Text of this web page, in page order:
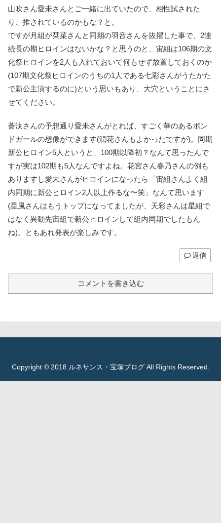
山吹さん愛未さんとご一緒に出ていたので、相性試された
り、推されているのかもな？と。
ですが月組が栞菜さんと同期の羽音さんを抜擢した事で、2連
続長の期ヒロインはないかな？と思うのと、宙組は106期の文
化祭ヒロインを2人も入れておいて何もせず放置しておくのか
(107期文化祭ヒロインのうちの1人である七彩さんがうたかた
で新公主演するのに)という思いもあり、大穴ということにさ
せてください。
蒼汰さんの予想通り愛未さんがとれば、すごく華のあるボン
ドガールの想像ができます(潤花さんもよかったですが)。同期
新公ヒロイン5人というと、100期以降初？なんて思ったんで
すが実は102期も5人なんですよね。花宮さん春乃さんの例も
ありますし愛未さんがヒロインになったら「宙組さんよく組
内同期に新公ヒロイン2人以上作るな〜笑」なんて思います
(星風さんはもうトップになってましたが、天彩さんは星組で
はなく異動先宙組で新公ヒロインして組内同期でしたもん
ね)。ともあれ発表が楽しみです。
返信
コメントを書き込む
Copyright © 2018 ルネサンス・宝塚ブログ All Rights Reserved.